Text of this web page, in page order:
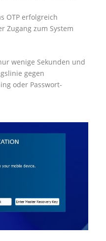
OTP erfolgreich
Zugang zum System
wenige Sekunden und
gegen
oder Passwort-